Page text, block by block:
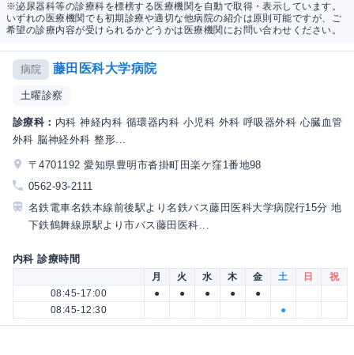
※泌尿器科等の診療科を標榜する医療機関を自動で取得・表示しています。
いずれの医療機関でも初期診療や適切な他病院の紹介は原則可能ですが、ご
希望の診療内容が受けられるかどうかは医療機関にお問い合わせください。
病院 藤田医科大学病院
土曜診察
診療科： 内科 神経内科 循環器内科 小児科 外科 呼吸器外科 心臓血管
外科 脳神経外科 整形...
〒4701192 愛知県豊明市沓掛町田楽ケ窪1番地98
0562-93-2111
名鉄電車名鉄本線前後駅より名鉄バス藤田医科大学病院行15分 地
下鉄鶴舞線原駅より市バス藤田医科...
内科 診療時間
月 火 水 木 金 土 日
祝
08:45-17:00
● ● ● ●
●
08:45-12:30
●